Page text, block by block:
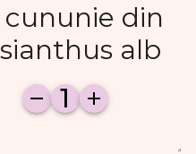
din
alb
1